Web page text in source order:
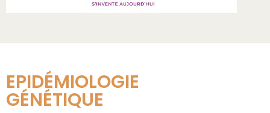
EPIDÉMIOLOGIE
GÉNÉTIQUE